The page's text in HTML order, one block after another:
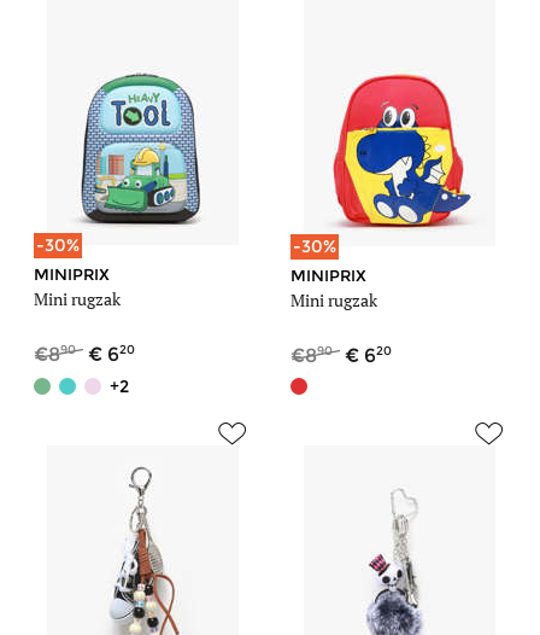
-30%
MINIPRIX
Mini rugzak
890 620
+2
-30%
MINIPRIX
Mini rugzak
890 620